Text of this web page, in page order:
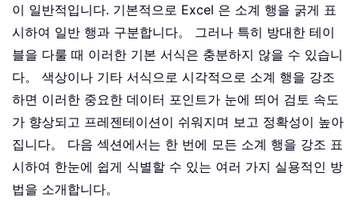
이 일반적입니다. 기본적으로 Excel 은 소계 행을 굵게 표
시하여 일반 행과 구분합니다。 그러나 특히 방대한 테이
블을 다룰 때 이러한 기본 서식은 충분하지 않을 수 있습니
다。 색상이나 기타 서식으로 시각적으로 소계 행을 강조
하면 이러한 중요한 데이터 포인트가 눈에 띄어 검토 속도
가 향상되고 프레젠테이션이 쉬워지며 보고 정확성이 높아
집니다。 다음 섹션에서는 한 번에 모든 소계 행을 강조 표
시하여 한눈에 쉽게 식별할 수 있는 여러 가지 실용적인 방
법을 소개합니다。